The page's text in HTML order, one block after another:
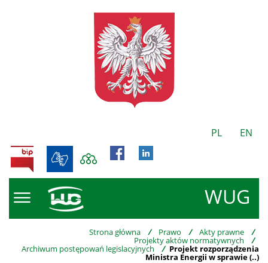
PL EN
WUG
BIP
Strona główna / Prawo / Akty prawne /
Projekty aktów normatywnych /
Archiwum postępowań legislacyjnych / Projekt rozporządzenia
Ministra Energii w sprawie (..)